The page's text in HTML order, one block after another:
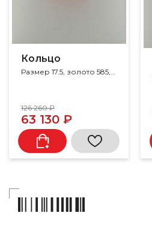
Кольцо
126 260 ₽
63 130 ₽